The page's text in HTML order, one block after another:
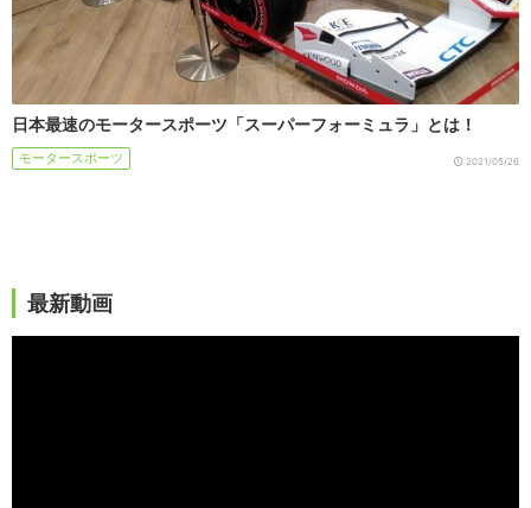
日本最速のモータースポーツ「スーパーフォーミュラ」とは！
モータースポーツ 2021/05/26
最新動画